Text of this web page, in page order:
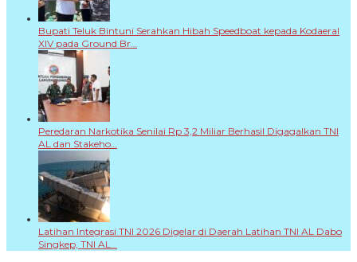
Bupati Teluk Bintuni Serahkan Hibah Speedboat kepada Kodaeral
XIV pada Ground Br…
Peredaran Narkotika Senilai Rp 3,2 Miliar Berhasil Digagalkan TNI
AL dan Stakeho…
Latihan Integrasi TNI 2026 Digelar di Daerah Latihan TNI AL Dabo
Singkep, TNI AL…